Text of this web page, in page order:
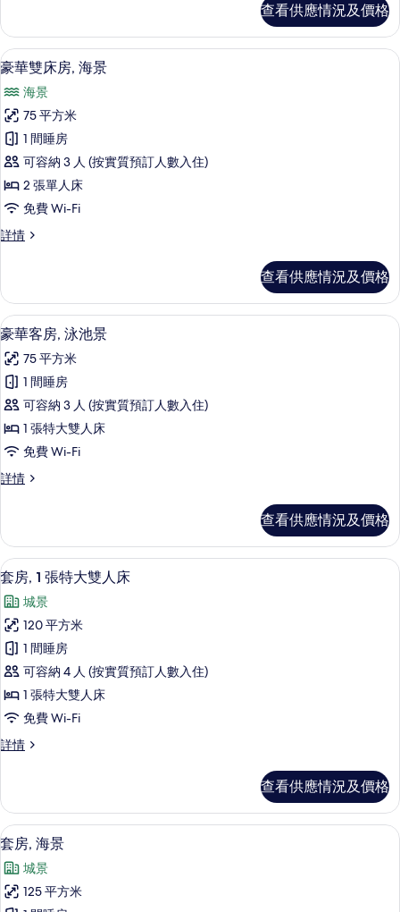
的
相
片
海
景
詳
查看供應情況及價格
載
入
所
有
豪
華
雙
床
房,
景
的
相
片
7
豪華雙床房, 海景
海景
75 平方米
1 間睡房
可容納 3 人 (按實質預訂人數入住)
2 張單人床
免費 Wi-Fi
詳情
豪
房,
海
景
情
查看供應情況及價格
載
入
所
有
豪
華
客
房,
池
景
的
相
片
豪華客房, 泳池景 | 高級寢具、迷你吧
6
豪華客房, 泳池景
75 平方米
1 間睡房
可容納 3 人 (按實質預訂人數入住)
1 張特大雙人床
免費 Wi-Fi
詳情
豪
泳
池
景
情
查看供應情況及價格
載
入
所
有
套
房,
1
張
特
雙
人
床
的
相
7
套房, 1 張特大雙人床
城景
120 平方米
1 間睡房
可容納 4 人 (按實質預訂人數入住)
1 張特大雙人床
免費 Wi-Fi
詳情
套
特
大
雙
床
詳
情
查看供應情況及價格
載
入
所
有
套房, 海景 | 高級寢具、迷你吧、房內
3
套房, 海景
城景
125 平方米